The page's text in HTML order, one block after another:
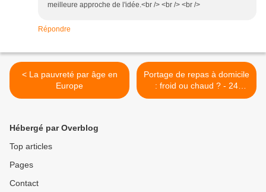
meilleure approche de l'idée.<br /> <br /> <br />
Répondre
< La pauvreté par âge en
Europe
Portage de repas à domicile
: froid ou chaud ? - 24
Aquitaine >
Hébergé par Overblog
Top articles
Pages
Contact